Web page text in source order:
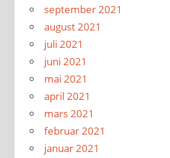
september 2021
august 2021
juli 2021
juni 2021
mai 2021
april 2021
mars 2021
februar 2021
januar 2021